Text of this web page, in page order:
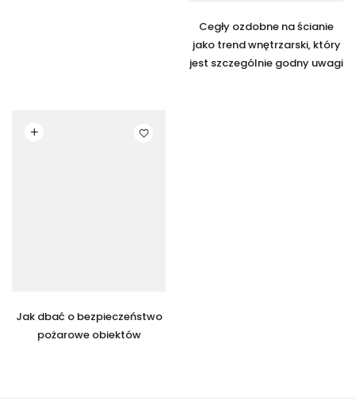
Cegły ozdobne na ścianie
jako trend wnętrzarski, który
jest szczególnie godny uwagi
Jak dbać o bezpieczeństwo
pożarowe obiektów
Czytaj dalej